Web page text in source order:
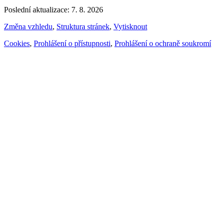
Poslední aktualizace: 7. 8. 2026
Změna vzhledu, Struktura stránek, Vytisknout
Cookies, Prohlášení o přístupnosti, Prohlášení o ochraně soukromí